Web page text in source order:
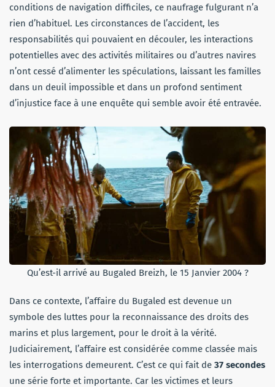
conditions de navigation difficiles, ce naufrage fulgurant n’a
rien d’habituel. Les circonstances de l’accident, les
responsabilités qui pouvaient en découler, les interactions
potentielles avec des activités militaires ou d’autres navires
n’ont cessé d’alimenter les spéculations, laissant les familles
dans un deuil impossible et dans un profond sentiment
d’injustice face à une enquête qui semble avoir été entravée.
Qu’est-il arrivé au Bugaled Breizh, le 15 Janvier 2004 ?
Dans ce contexte, l’affaire du Bugaled est devenue un
symbole des luttes pour la reconnaissance des droits des
marins et plus largement, pour le droit à la vérité.
Judiciairement, l’affaire est considérée comme classée mais
les interrogations demeurent. C’est ce qui fait de 37 secondes
une série forte et importante. Car les victimes et leurs